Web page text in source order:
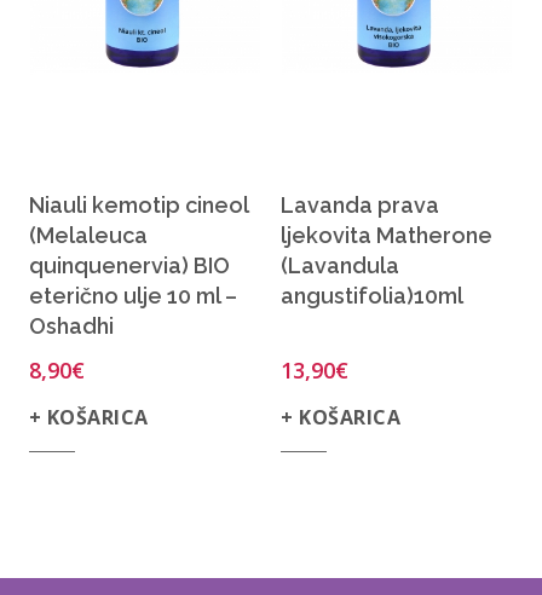
Niauli kemotip cineol
(Melaleuca
quinquenervia) BIO
eterično ulje 10 ml –
Oshadhi
8,90€
+ KOŠARICA
Lavanda prava
ljekovita Matherone
(Lavandula
angustifolia)10ml
13,90€
+ KOŠARICA